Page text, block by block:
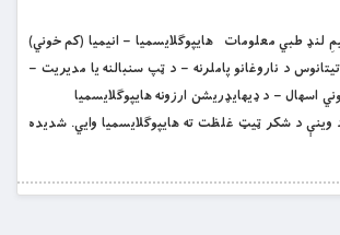
لنډ طبي معلومات هایپوګلایسمیا – انیمیا (کم خوني)
د ناروغانو پاملرنه – د ټپ سنبالنه یا مدیریت –
اسهال – د ډيهايډریشن ارزونه هایپوګلایسمیا
وینې د شکر ټیټ غلظت ته هایپوګلایسمیا وايي. شدیده